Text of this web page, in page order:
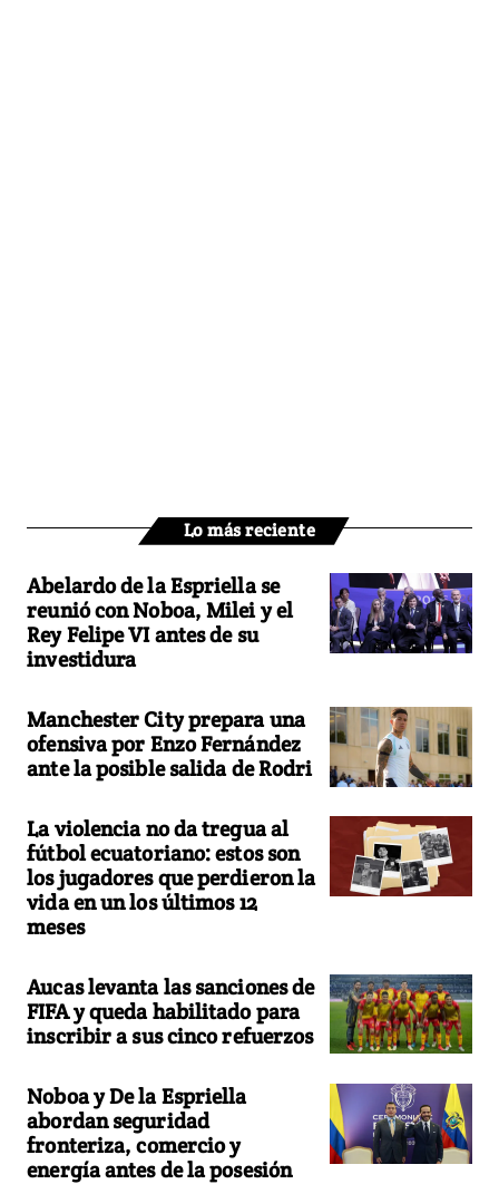
Lo más reciente
Abelardo de la Espriella se
reunió con Noboa, Milei y el
Rey Felipe VI antes de su
investidura
Manchester City prepara una
ofensiva por Enzo Fernández
ante la posible salida de Rodri
La violencia no da tregua al
fútbol ecuatoriano: estos son
los jugadores que perdieron la
vida en un los últimos 12
meses
Aucas levanta las sanciones de
FIFA y queda habilitado para
inscribir a sus cinco refuerzos
Noboa y De la Espriella
abordan seguridad
fronteriza, comercio y
energía antes de la posesión